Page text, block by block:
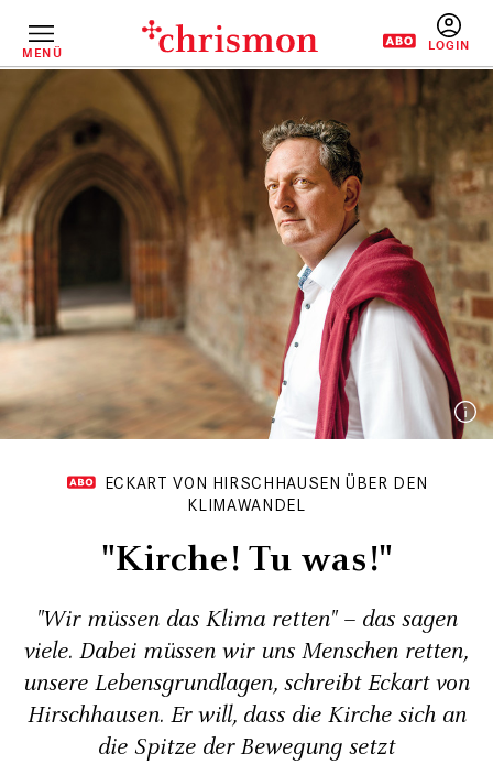
InhaltMENÜ
ECKART VON HIRSCHHAUSEN ÜBER DEN
KLIMAWANDEL
"Kirche! Tu was!"
"Wir müssen das Klima retten" – das sagen
viele. Dabei müssen wir uns Menschen retten,
unsere Lebensgrundlagen, schreibt Eckart von
Hirschhausen. Er will, dass die Kirche sich an
die Spitze der Bewegung setzt